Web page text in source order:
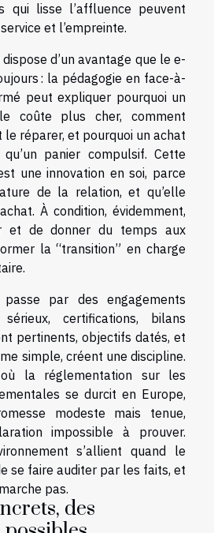
qui lisse l’affluence peuvent
et l’empreinte.
d’un avantage que le e-
: la pédagogie en face-à-
peut expliquer pourquoi un
coûte plus cher, comment
le réparer, et pourquoi un achat
panier compulsif. Cette
une innovation en soi, parce
de la relation, et qu’elle
À condition, évidemment,
et de donner du temps aux
la “transition” en charge
par des engagements
certifications, bilans
pertinents, objectifs datés, et
simple, créent une discipline.
la réglementation sur les
se durcit en Europe,
modeste mais tenue,
impossible à prouver.
s’allient quand le
se faire auditer par les faits, et
pas.
des